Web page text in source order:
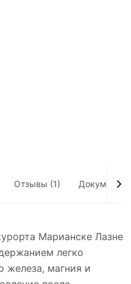
Отзывы (1) Документы
Марианске Лазне
легко
железа, магния и